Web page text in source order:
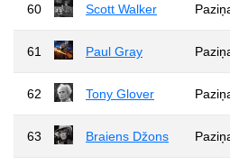
60 Scott Walker
61 Paul Gray
62 Tony Glover
63 Braiens Džons